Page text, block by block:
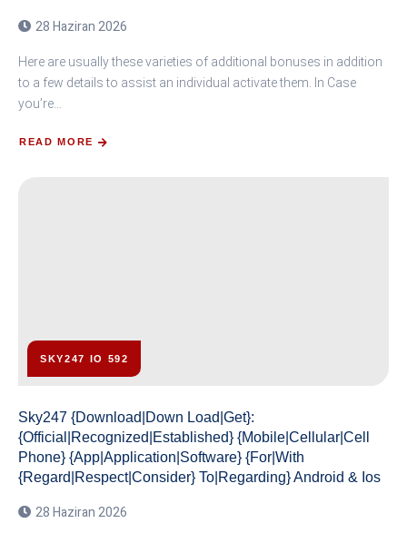
28 Haziran 2026
Here are usually these varieties of additional bonuses in addition
to a few details to assist an individual activate them. In Case
you’re…
READ MORE
SKY247 IO 592
Sky247 {Download|Down Load|Get}:
{Official|Recognized|Established} {Mobile|Cellular|Cell
Phone} {App|Application|Software} {For|With
{Regard|Respect|Consider} To|Regarding} Android & Ios
28 Haziran 2026